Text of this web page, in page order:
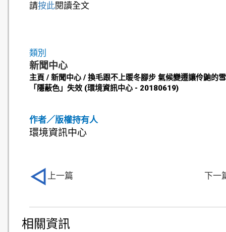
作者／版權持有人
環境資訊中心
請按此閱讀全文
類別
新聞中心
主頁 / 新聞中心 / 換毛跟不上暖冬腳步 氣候變遷讓伶鼬的
「隱蔽色」失效 (環境資訊中心 - 20180619)
相關資訊
上一篇 下一